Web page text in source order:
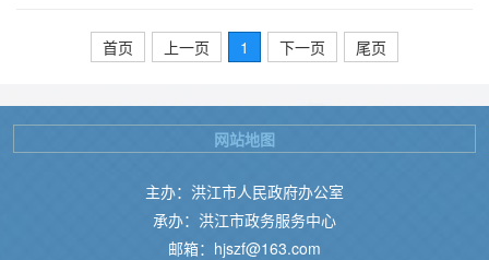
首页 上一页 1 下一页 尾页
主办：洪江市人民政府办公室
承办：洪江市政务服务中心
邮箱：hjszf@163.com
网站地图